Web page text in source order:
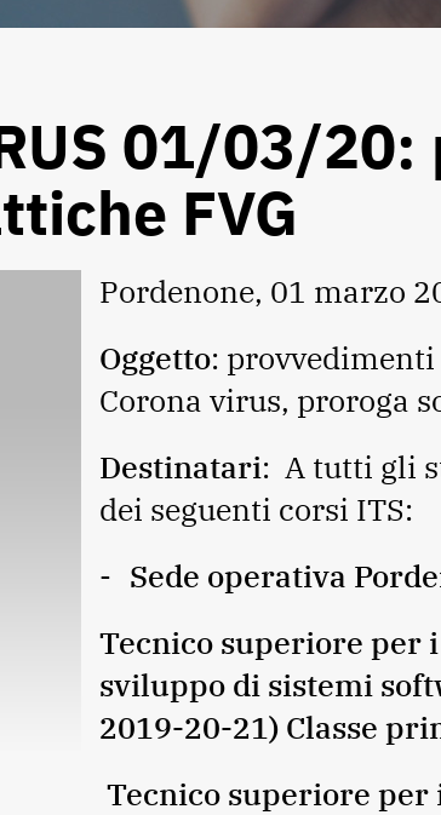
01/03/
FVG
Pordenone, 01 marzo
Oggetto: provvedimenti
Corona virus, proroga
Destinatari: A tutti gli
dei seguenti corsi ITS:
Sede operativa
Tecnico superiore per
sviluppo di sistemi
2019-20-21) Classe
Tecnico superiore per